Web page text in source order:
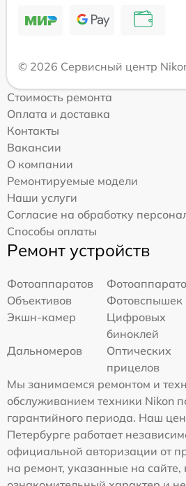
© 2026 Сервисный центр
Стоимость ремонта
Оплата и доставка
Контакты
Вакансии
О компании
Ремонтируемые модели
Наши услуги
Согласие на обработку
Способы оплаты
Ремонт устройств
Фотоаппаратов
Объективов
Фотовспышек
Экшн-камер
Цифровых
биноклей
Дальномеров
Оптических
прицелов
Мы занимаемся ремонтом и
обслуживанием техники Nikon
гарантийного периода. Наш
Петербурге работает
официальной авторизации от
на ремонт, указанные на сайте,